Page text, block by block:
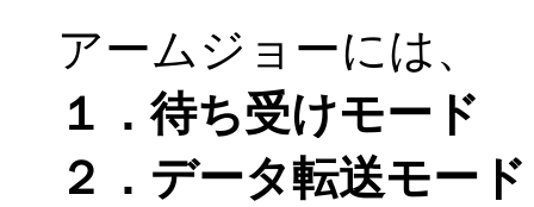
アームジョーには、
１．待ち受けモード
２．データ転送モード